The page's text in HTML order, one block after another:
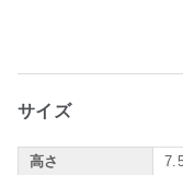
サイズ
高さ